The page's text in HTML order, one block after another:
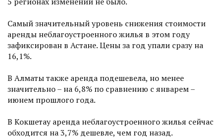
Самый значительный уровень снижения стоимости
аренды неблагоустроенного жилья в этом году
зафиксирован в Астане. Цены за год упали сразу на
16,1%.
В Алматы также аренда подешевела, но менее
значительно – на 6,8% по сравнению с январем –
июнем прошлого года.
В Кокшетау аренда неблагоустроенного жилья сейчас
обходится на 3,7% дешевле, чем год назад.